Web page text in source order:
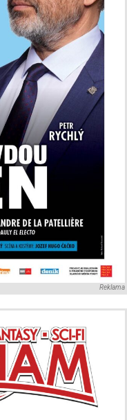
Reklama